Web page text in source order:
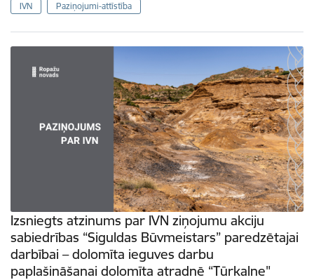
IVN Paziņojumi-attīstība
Izsniegts atzinums par IVN ziņojumu akciju
sabiedrības “Siguldas Būvmeistars” paredzētajai
darbībai – dolomīta ieguves darbu
paplašināšanai dolomīta atradnē “Tūrkalne"